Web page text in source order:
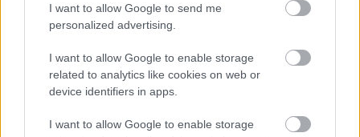
I want to allow Google to send me
personalized advertising.
I want to allow Google to enable storage
related to analytics like cookies on web or
device identifiers in apps.
I want to allow Google to enable storage
σημειώνοντας αύξηση από έτος σε έτος της τάξης
Kia στη Σλοβακία και αναμένεται να πωλείται σε
ολόκληρη την Ευρώπη μέσα στο 2014.
Ευρωπαϊκό ντεμπούτο για το αναβαθμισμένο